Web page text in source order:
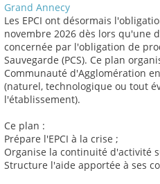
Grand Annecy
Les EPCI ont désormais
novembre 2026 dès lors qu'une
concernée par l'obligation de
Sauvegarde (PCS). Ce plan
Communauté d'Agglomération
(naturel, technologique ou tout
l'établissement).
Ce plan :
Prépare l'EPCI à la crise ;
Organise la continuité d'activité
Structure l'aide apportée à ses